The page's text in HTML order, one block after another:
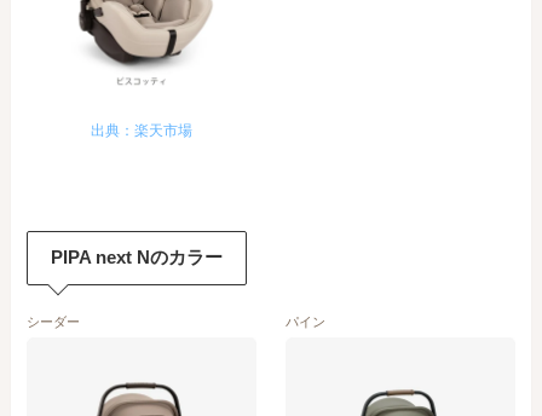
出典：楽天市場
PIPA next Nのカラー
シーダー パイン